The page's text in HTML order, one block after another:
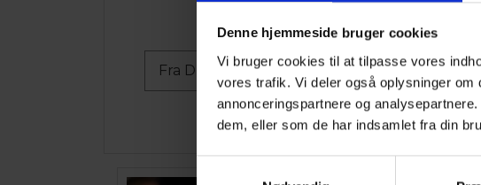
Denne hjemmeside bruger cookies
Vi bruger cookies til at tilpasse vores
vores trafik. Vi deler også oplysninger
annonceringspartnere og
dem, eller som de har indsamlet fra din
Fra DKK 1.245,- Se ophold
Pris pr. person